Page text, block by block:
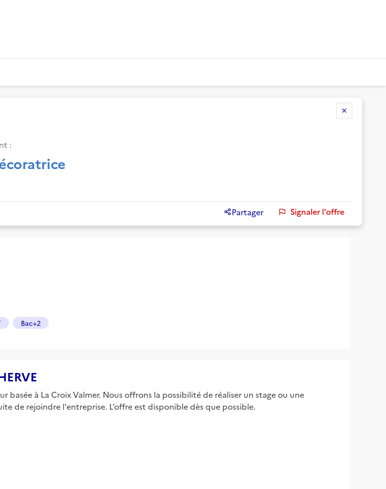
:
Partager Signaler l'offre
Bac+2
à La Croix Valmer. Nous offrons la possibilité de réaliser un stage ou une
de rejoindre l'entreprise. L’offre est disponible dès que possible.